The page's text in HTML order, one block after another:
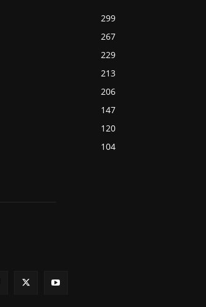
299
267
229
213
206
147
120
104